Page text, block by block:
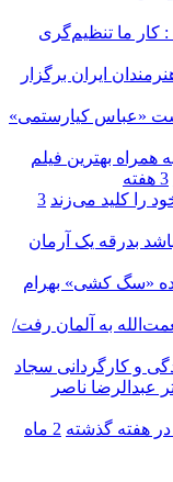
کار ما تنظیم‌گری
ایران برگزار
«عباس کیارستمی»
بهترین فیلم
3 هفته
را کلید می‌زند 3
بدرقه یک آرمان
«سگ کشی» بهرام
به آلمان رفت/
و کارگردانی سجاد
عبدالرضا ناصر
2 ماه